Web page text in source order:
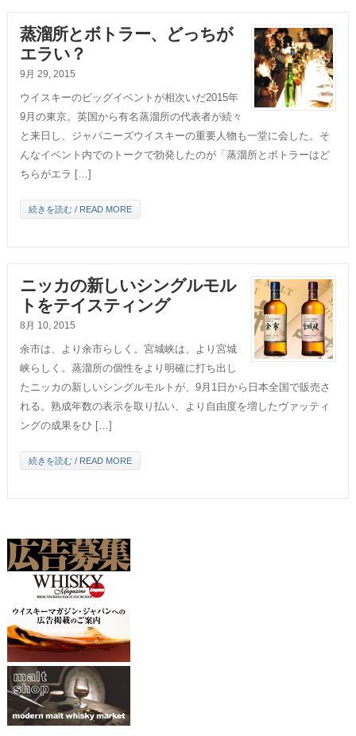
蒸溜所とボトラー、どっちが
エラい？
9月 29, 2015
ウイスキーのビッグイベントが相次いだ2015年
9月の東京。英国から有名蒸溜所の代表者が続々
と来日し、ジャパニーズウイスキーの重要人物も一堂に会した。そ
んなイベント内でのトークで勃発したのが「蒸溜所とボトラーはど
ちらがエラ […]
続きを読む / READ MORE
ニッカの新しいシングルモル
トをテイスティング
8月 10, 2015
余市は、より余市らしく。宮城峡は、より宮城
峡らしく。蒸溜所の個性をより明確に打ち出し
たニッカの新しいシングルモルトが、9月1日から日本全国で販売さ
れる。熟成年数の表示を取り払い、より自由度を増したヴァッティ
ングの成果をひ […]
続きを読む / READ MORE